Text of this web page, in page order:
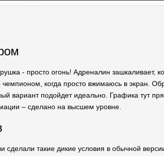
- просто огонь! Адреналин зашкаливает,
когда просто вжимаюсь в экран.
вариант подойдет идеально. Графика тут
– сделано на высшем уровне.
такие дикие условия в обычной